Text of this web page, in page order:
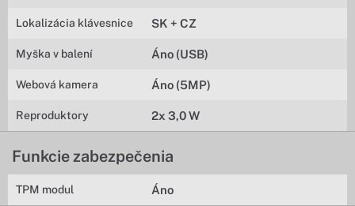
Lokalizácia klávesnice SK + CZ
Myška v balení Áno (USB)
Webová kamera Áno (5MP)
Reproduktory 2x 3,0 W
Funkcie zabezpečenia
TPM modul Áno